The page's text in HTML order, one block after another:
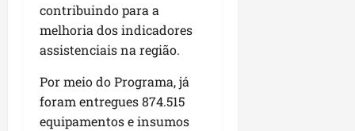
contribuindo para a
melhoria dos indicadores
assistenciais na região.
Por meio do Programa, já
foram entregues 874.515
equipamentos e insumos